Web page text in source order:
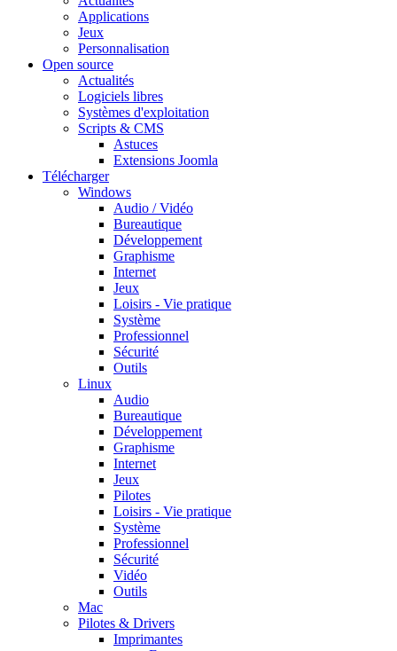
Applications
Jeux
Personnalisation
Open source
Actualités
Logiciels libres
Systèmes d'exploitation
Scripts & CMS
Astuces
Extensions Joomla
Télécharger
Windows
Audio / Vidéo
Bureautique
Développement
Graphisme
Internet
Jeux
Loisirs - Vie pratique
Système
Professionnel
Sécurité
Outils
Linux
Audio
Bureautique
Développement
Graphisme
Internet
Jeux
Pilotes
Loisirs - Vie pratique
Système
Professionnel
Sécurité
Vidéo
Outils
Mac
Pilotes & Drivers
Imprimantes